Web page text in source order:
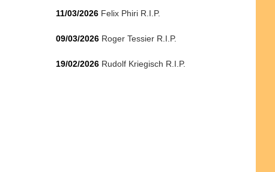
11/03/2026 Felix Phiri R.I.P.
09/03/2026 Roger Tessier R.I.P.
19/02/2026 Rudolf Kriegisch R.I.P.